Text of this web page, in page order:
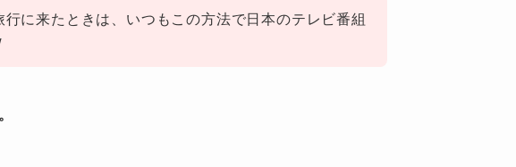
行に来たときは、いつもこの方法で日本のテレビ番組